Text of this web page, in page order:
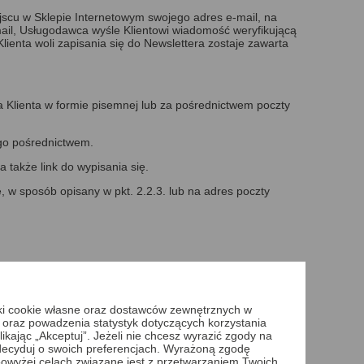
w Sklepie Internetowym swojego adres e-mail, na
Usługodawca wyśle Klientowi wiadomość weryfikującą
woli zapisania się do Newslettera zostaje zawarta
Klienta w formie pisemnej lub za pośrednictwem poczty
pośrednictwem.
także link do wypisania się.
w sposób opisany w pkt. 2.2.3. lub na adres poczty
Edge w wersji 86.0.622.68 i wyższej, Opera w wersji
w wersji 37.0 i wyższej, Chrome for Android w
własne oraz dostawców zewnętrznych w
powadzenia statystyk dotyczących korzystania
„Akceptuj”. Jeżeli nie chcesz wyrazić zgody na
o swoich preferencjach. Wyrażoną zgodę
celach związane jest z przetwarzaniem Twoich